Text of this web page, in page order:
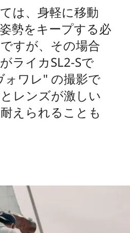
は、身軽に移動
勢をキープする必
すが、その場合
ライカSL2-Sで
ォワレ" の撮影で
レンズが激しい
えられることも